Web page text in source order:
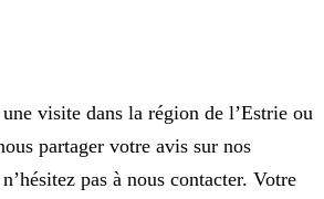
visite dans la région de l’Estrie ou
partager votre avis sur nos
pas à nous contacter. Votre